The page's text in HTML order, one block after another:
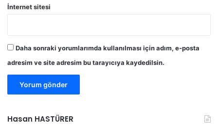
İnternet sitesi
Daha sonraki yorumlarımda kullanılması için adım, e-posta
adresim ve site adresim bu tarayıcıya kaydedilsin.
Hasan HASTÜRER